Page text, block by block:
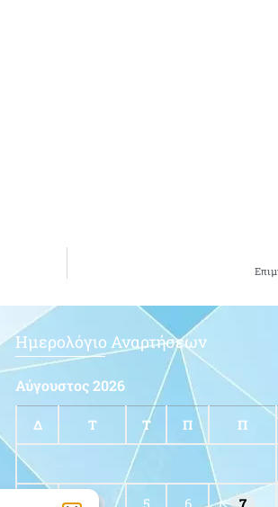
Ημερολόγιο Αναρτήσεων
Αύγουστος 2026
Δ Τ Τ Π Π
5 6 7